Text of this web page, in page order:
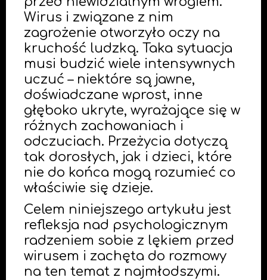
Wirus i związane z nim
zagrożenie otworzyło oczy na
kruchość ludzką. Taka sytuacja
musi budzić wiele intensywnych
uczuć – niektóre są jawne,
doświadczane wprost, inne
głęboko ukryte, wyrażające się w
różnych zachowaniach i
odczuciach. Przeżycia dotyczą
tak dorosłych, jak i dzieci, które
nie do końca mogą rozumieć co
właściwie się dzieje.
Celem niniejszego artykułu jest
refleksja nad psychologicznym
radzeniem sobie z lękiem przed
wirusem i zachęta do rozmowy
na ten temat z najmłodszymi.